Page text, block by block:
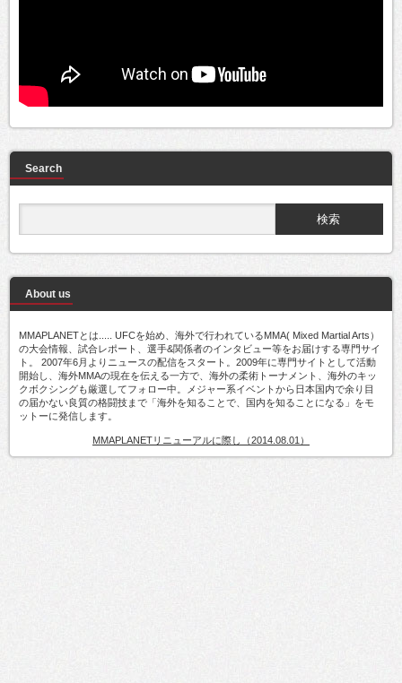
Search
About us
MMAPLANETとは..... UFCを始め、海外で行われているMMA( Mixed Martial Arts）
の大会情報、試合レポート、選手&関係者のインタビュー等をお届けする専門サイ
ト。 2007年6月よりニュースの配信をスタート。2009年に専門サイトとして活動
開始し、海外MMAの現在を伝える一方で、海外の柔術トーナメント、海外のキッ
クボクシングも厳選してフォロー中。メジャー系イベントから日本国内で余り目
の届かない良質の格闘技まで「海外を知ることで、国内を知ることになる」をモ
ットーに発信します。
MMAPLANETリニューアルに際し（2014.08.01）